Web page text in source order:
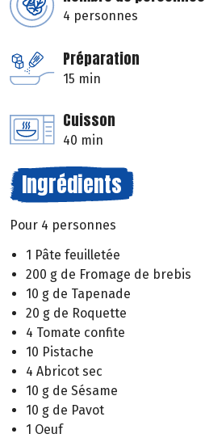
4 personnes
Préparation
15 min
Cuisson
40 min
Ingrédients
Pour 4 personnes
1 Pâte feuilletée
200 g de Fromage de brebis
10 g de Tapenade
20 g de Roquette
4 Tomate confite
10 Pistache
4 Abricot sec
10 g de Sésame
10 g de Pavot
1 Oeuf